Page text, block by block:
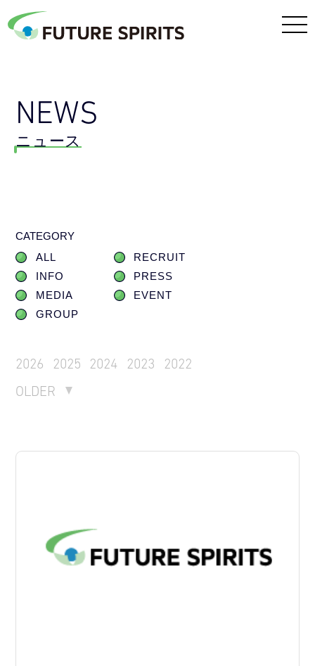
NEWS
ニュース
CATEGORY
ALL
RECRUIT
INFO
PRESS
MEDIA
EVENT
GROUP
2026 2025 2024 2023
2022
OLDER